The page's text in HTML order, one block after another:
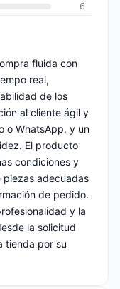
6
fluida con
real,
de los
al cliente ágil y
o WhatsApp, y un
El producto
condiciones y
piezas adecuadas
de pedido.
y la
la solicitud
tienda por su